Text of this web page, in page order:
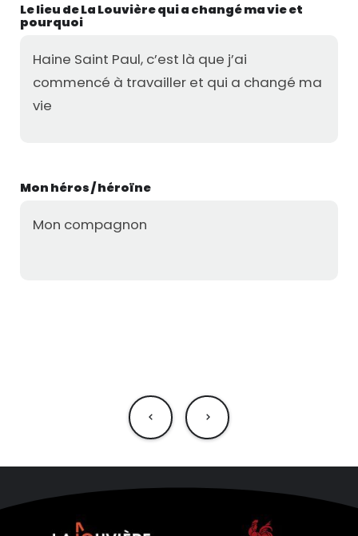
Le lieu de La Louvière qui a changé ma vie et
pourquoi
Haine Saint Paul, c’est là que j’ai
commencé à travailler et qui a changé ma
vie
Mon héros / héroïne
Mon compagnon